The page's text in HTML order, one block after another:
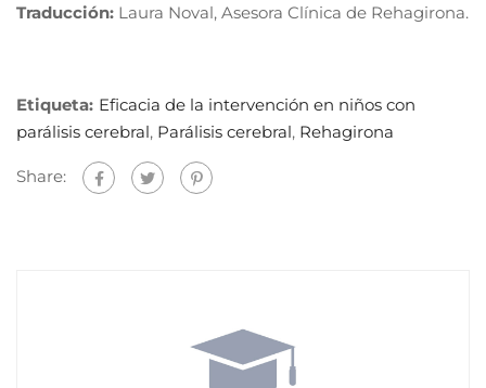
Traducción: Laura Noval, Asesora Clínica de Rehagirona.
Etiqueta: Eficacia de la intervención en niños con
parálisis cerebral, Parálisis cerebral, Rehagirona
Share: